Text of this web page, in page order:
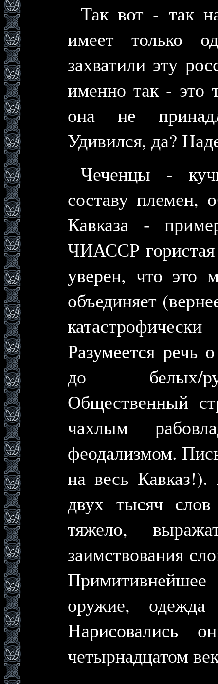
Так вот - так
имеет только
захватили эту
именно так - это
она не
Удивился, да?
Чеченцы -
составу племен,
Кавказа -
ЧИАССР гористая
уверен, что это
объединяет
Разумеется речь
до белых/
Общественный
чахлым
феодализмом.
на весь
двух тысяч
тяжело,
заимствования
Примитивнейшее
оружие,
Hарисовались
четырнадцатом